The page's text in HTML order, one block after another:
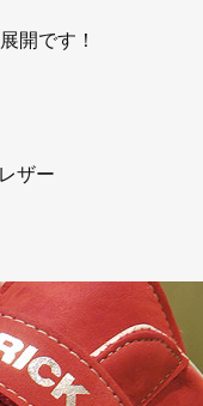
開です！
ザー